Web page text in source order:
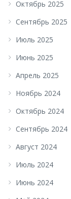
Октябрь 2025
Сентябрь 2025
Июль 2025
Июнь 2025
Апрель 2025
Ноябрь 2024
Октябрь 2024
Сентябрь 2024
Август 2024
Июль 2024
Июнь 2024